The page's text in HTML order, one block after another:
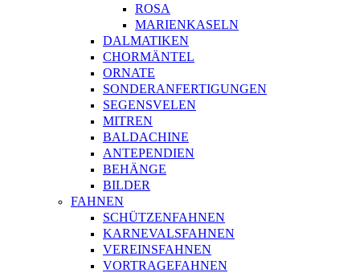
ROSA
MARIENKASELN
DALMATIKEN
CHORMÄNTEL
ORNATE
SONDERANFERTIGUNGEN
SEGENSVELEN
MITREN
BALDACHINE
ANTEPENDIEN
BEHÄNGE
BILDER
FAHNEN
SCHÜTZENFAHNEN
KARNEVALSFAHNEN
VEREINSFAHNEN
VORTRAGEFAHNEN